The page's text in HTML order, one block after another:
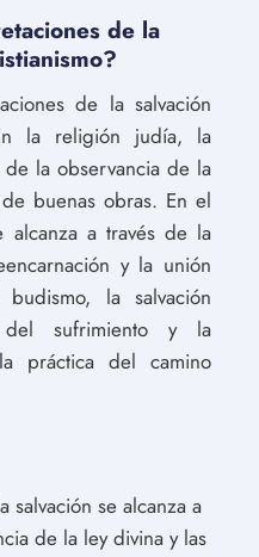
de la
de la salvación
la religión judía, la
de la observancia de la
buenas obras. En el
alcanza a través de la
y la unión
la salvación
sufrimiento y la
práctica del camino
salvación se alcanza a
de la ley divina y las